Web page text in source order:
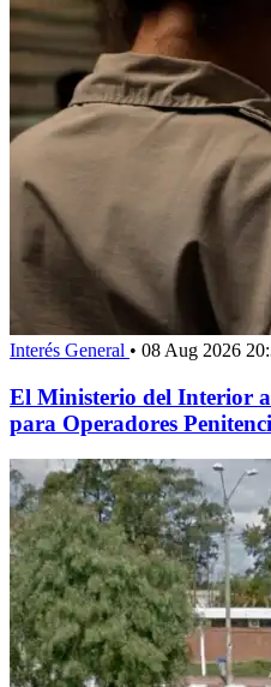
Interés General • 08 Aug 2026
El Ministerio del Interior
para Operadores